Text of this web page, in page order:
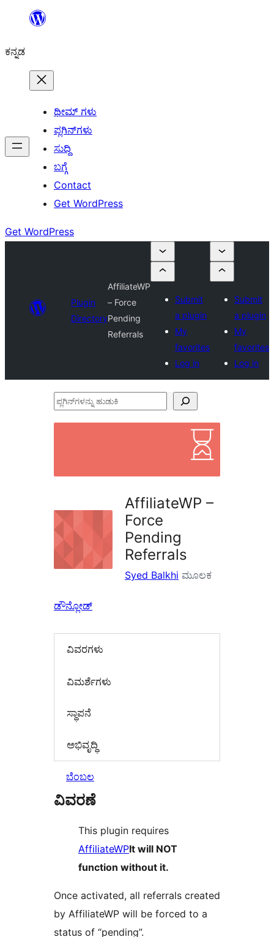
ವಿಷಯಕ್ಕೆ
ಕನ್ನಡ
ಥೀಮ್ ಗಳು
ಪ್ಲಗಿನ್‌ಗಳು
ಸುದ್ದಿ
ಬಗ್ಗೆ
Contact
Get WordPress
Get WordPress
Plugin
Directory
AffiliateWP
– Force
Pending
Referrals
Submit
a plugin
My
favorites
Log in
Submit
a plugin
My
favorites
Log in
ಪ್ಲಗಿನ್‌ಗಳನ್ನು
AffiliateWP –
Force
Pending
Referrals
Syed Balkhi ಮೂಲಕ
ಡೌನ್ಲೋಡ್
ವಿವರಗಳು
‍ವಿಮರ್ಶೆಗಳು‍
ಸ್ಥಾಪನೆ
ಅಭಿವೃದ್ಧಿ
ಬೆಂಬಲ
ವಿವರಣೆ
This plugin requires
AffiliateWPIt will NOT
function without it.
Once activated, all referrals created
by AffiliateWP will be forced to a
status of “pending”.